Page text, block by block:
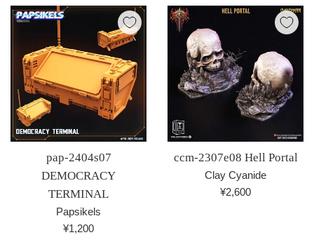
格
価
pap-2404s07
DEMOCRACY
TERMINAL
Papsikels
通
¥1,200
ccm-2307e08 Hell Portal
Clay Cyanide
通
¥2,600